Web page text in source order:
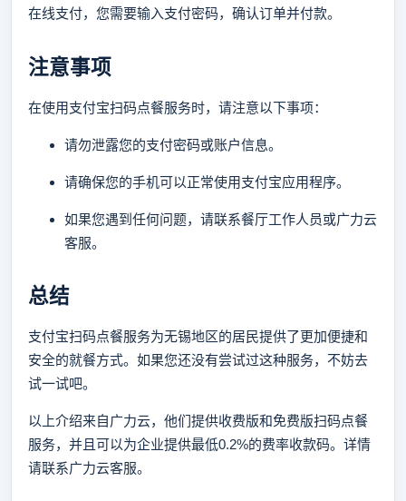
在线支付，您需要输入支付密码，确认订单并付款。
注意事项
在使用支付宝扫码点餐服务时，请注意以下事项：
请勿泄露您的支付密码或账户信息。
请确保您的手机可以正常使用支付宝应用程序。
如果您遇到任何问题，请联系餐厅工作人员或广力云
客服。
总结
支付宝扫码点餐服务为无锡地区的居民提供了更加便捷和
安全的就餐方式。如果您还没有尝试过这种服务，不妨去
试一试吧。
以上介绍来自广力云，他们提供收费版和免费版扫码点餐
服务，并且可以为企业提供最低0.2%的费率收款码。详情
请联系广力云客服。